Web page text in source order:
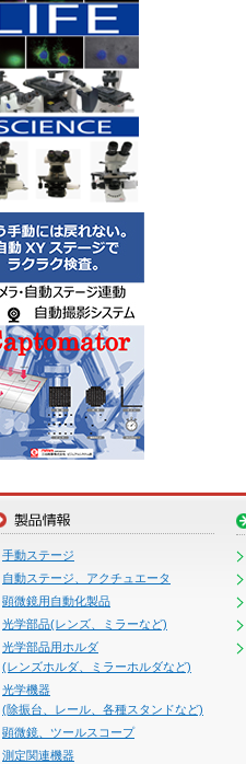
手動ステージ
自動ステージ、アクチュエータ
顕微鏡用自動化製品
光学部品(レンズ、ミラーなど)
光学部品用ホルダ
(レンズホルダ、ミラーホルダなど)
光学機器
(除振台、レール、各種スタンドなど)
顕微鏡、ツールスコープ
測定関連機器